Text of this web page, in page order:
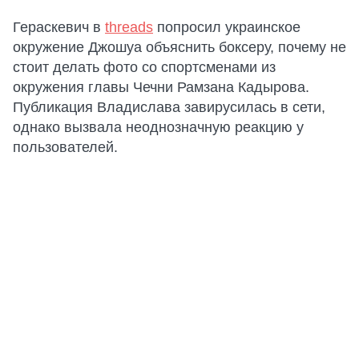
Гераскевич в threads попросил украинское
окружение Джошуа объяснить боксеру, почему не
стоит делать фото со спортсменами из
окружения главы Чечни Рамзана Кадырова.
Публикация Владислава завирусилась в сети,
однако вызвала неоднозначную реакцию у
пользователей.